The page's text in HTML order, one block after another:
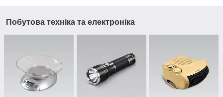
Побутова техніка та електроніка